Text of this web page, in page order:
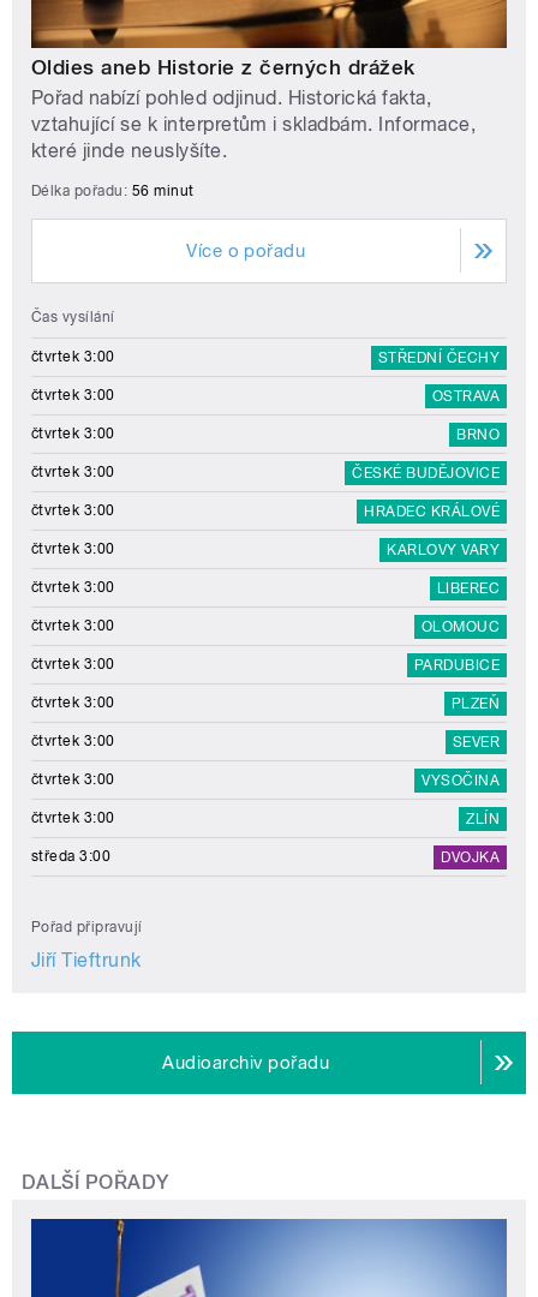
Oldies aneb Historie z černých drážek
Pořad nabízí pohled odjinud. Historická fakta,
vztahující se k interpretům i skladbám. Informace,
které jinde neuslyšíte.
Délka pořadu: 56 minut
Více o pořadu
Čas vysílání
čtvrtek 3:00 STŘEDNÍ ČECHY
čtvrtek 3:00 OSTRAVA
čtvrtek 3:00 BRNO
čtvrtek 3:00 ČESKÉ BUDĚJOVICE
čtvrtek 3:00 HRADEC KRÁLOVÉ
čtvrtek 3:00 KARLOVY VARY
čtvrtek 3:00 LIBEREC
čtvrtek 3:00 OLOMOUC
čtvrtek 3:00 PARDUBICE
čtvrtek 3:00 PLZEŇ
čtvrtek 3:00 SEVER
čtvrtek 3:00 VYSOČINA
čtvrtek 3:00 ZLÍN
středa 3:00 DVOJKA
Pořad připravují
Jiří Tieftrunk
Audioarchiv pořadu
DALŠÍ POŘADY